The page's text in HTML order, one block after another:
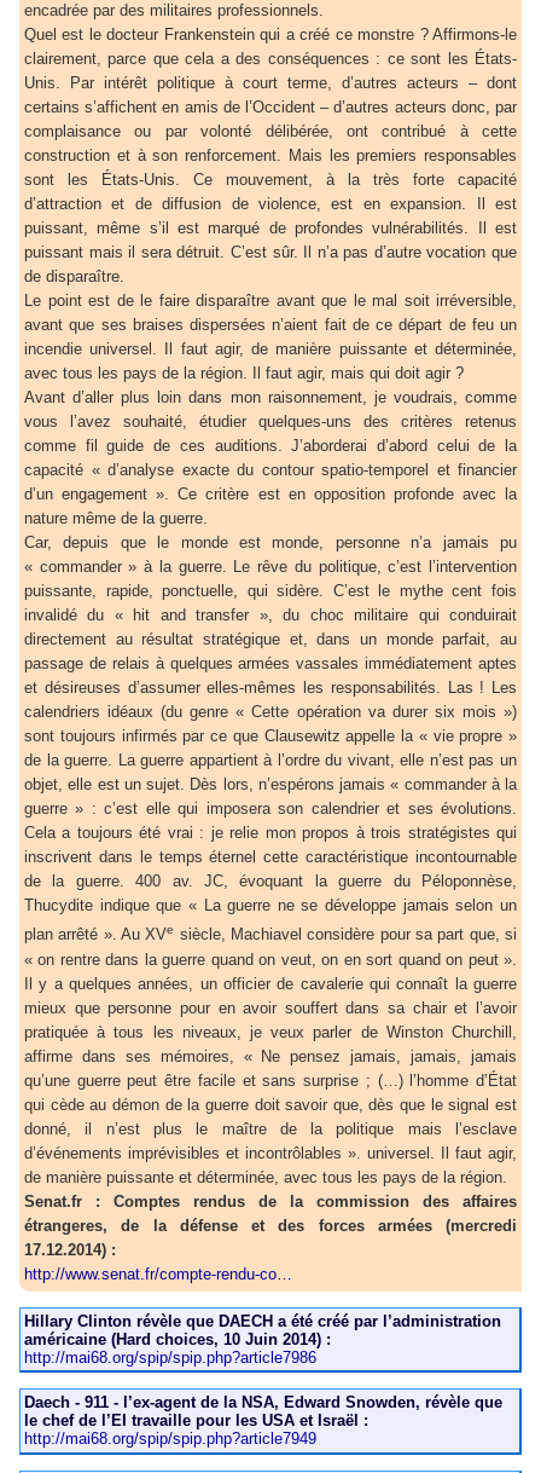
encadrée par des militaires professionnels.
Quel est le docteur Frankenstein qui a créé ce monstre ? Affirmons-le
clairement, parce que cela a des conséquences : ce sont les États-
Unis. Par intérêt politique à court terme, d’autres acteurs – dont
certains s’affichent en amis de l’Occident – d’autres acteurs donc, par
complaisance ou par volonté délibérée, ont contribué à cette
construction et à son renforcement. Mais les premiers responsables
sont les États-Unis. Ce mouvement, à la très forte capacité
d’attraction et de diffusion de violence, est en expansion. Il est
puissant, même s’il est marqué de profondes vulnérabilités. Il est
puissant mais il sera détruit. C’est sûr. Il n’a pas d’autre vocation que
de disparaître.
Le point est de le faire disparaître avant que le mal soit irréversible,
avant que ses braises dispersées n’aient fait de ce départ de feu un
incendie universel. Il faut agir, de manière puissante et déterminée,
avec tous les pays de la région. Il faut agir, mais qui doit agir ?
Avant d’aller plus loin dans mon raisonnement, je voudrais, comme
vous l’avez souhaité, étudier quelques-uns des critères retenus
comme fil guide de ces auditions. J’aborderai d’abord celui de la
capacité « d’analyse exacte du contour spatio-temporel et financier
d’un engagement ». Ce critère est en opposition profonde avec la
nature même de la guerre.
Car, depuis que le monde est monde, personne n’a jamais pu
« commander » à la guerre. Le rêve du politique, c’est l’intervention
puissante, rapide, ponctuelle, qui sidère. C’est le mythe cent fois
invalidé du « hit and transfer », du choc militaire qui conduirait
directement au résultat stratégique et, dans un monde parfait, au
passage de relais à quelques armées vassales immédiatement aptes
et désireuses d’assumer elles-mêmes les responsabilités. Las ! Les
calendriers idéaux (du genre « Cette opération va durer six mois »)
sont toujours infirmés par ce que Clausewitz appelle la « vie propre »
de la guerre. La guerre appartient à l’ordre du vivant, elle n’est pas un
objet, elle est un sujet. Dès lors, n’espérons jamais « commander à la
guerre » : c’est elle qui imposera son calendrier et ses évolutions.
Cela a toujours été vrai : je relie mon propos à trois stratégistes qui
inscrivent dans le temps éternel cette caractéristique incontournable
de la guerre. 400 av. JC, évoquant la guerre du Péloponnèse,
Thucydite indique que « La guerre ne se développe jamais selon un
plan arrêté ». Au XVe siècle, Machiavel considère pour sa part que, si
« on rentre dans la guerre quand on veut, on en sort quand on peut ».
Il y a quelques années, un officier de cavalerie qui connaît la guerre
mieux que personne pour en avoir souffert dans sa chair et l’avoir
pratiquée à tous les niveaux, je veux parler de Winston Churchill,
affirme dans ses mémoires, « Ne pensez jamais, jamais, jamais
qu’une guerre peut être facile et sans surprise ; (…) l’homme d’État
qui cède au démon de la guerre doit savoir que, dès que le signal est
donné, il n’est plus le maître de la politique mais l’esclave
d’événements imprévisibles et incontrôlables ». universel. Il faut agir,
de manière puissante et déterminée, avec tous les pays de la région.
Senat.fr : Comptes rendus de la commission des affaires
étrangeres, de la défense et des forces armées (mercredi
17.12.2014) :
http://www.senat.fr/compte-rendu-co…
Hillary Clinton révèle que DAECH a été créé par l’administration
américaine (Hard choices, 10 Juin 2014) :
http://mai68.org/spip/spip.php?article7986
Daech - 911 - l’ex-agent de la NSA, Edward Snowden, révèle que
le chef de l’EI travaille pour les USA et Israël :
http://mai68.org/spip/spip.php?article7949